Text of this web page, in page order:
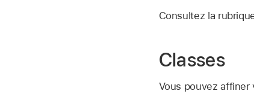
Consultez la
Classes
Vous pouvez